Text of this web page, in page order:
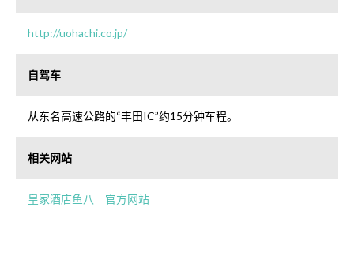
http://uohachi.co.jp/
自驾车
从东名高速公路的“丰田IC”约15分钟车程。
相关网站
皇家酒店鱼八 官方网站